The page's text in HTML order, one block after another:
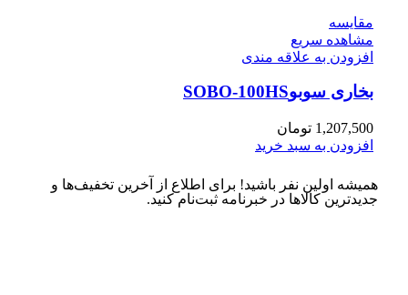
مقایسه
مشاهده سریع
افزودن به علاقه مندی
بخاری سوبوSOBO-100HS
1,207,500 تومان
افزودن به سبد خرید
همیشه اولین نفر باشید! برای اطلاع از آخرین تخفیف‌ها و
جدیدترین کالاها در خبرنامه ثبت‌نام کنید.